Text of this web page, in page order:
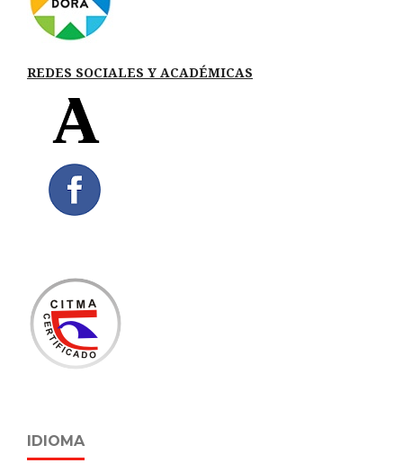
REDES SOCIALES Y ACADÉMICAS
IDIOMA